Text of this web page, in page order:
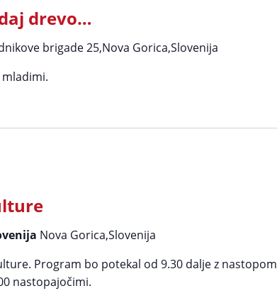
drevo…
brigade 25,Nova Gorica,Slovenija
Nova Gorica,Slovenija
Program bo potekal od 9.30 dalje z nastopom
nastopajočimi.